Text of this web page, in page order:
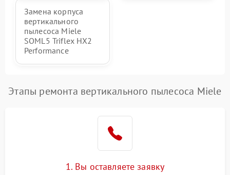
Замена корпуса
вертикального
пылесоса Miele
SOML5 Triflex HX2
Performance
Этапы ремонта вертикального пылесоса Miele
1. Вы оставляете заявку